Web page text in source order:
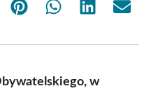
Share Share Share Share
w